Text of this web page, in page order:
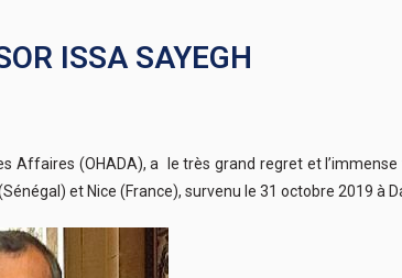
ISSA SAYEGH
Affaires (OHADA), a le très grand regret et
et Nice (France), survenu le 31 octobre 2019 à